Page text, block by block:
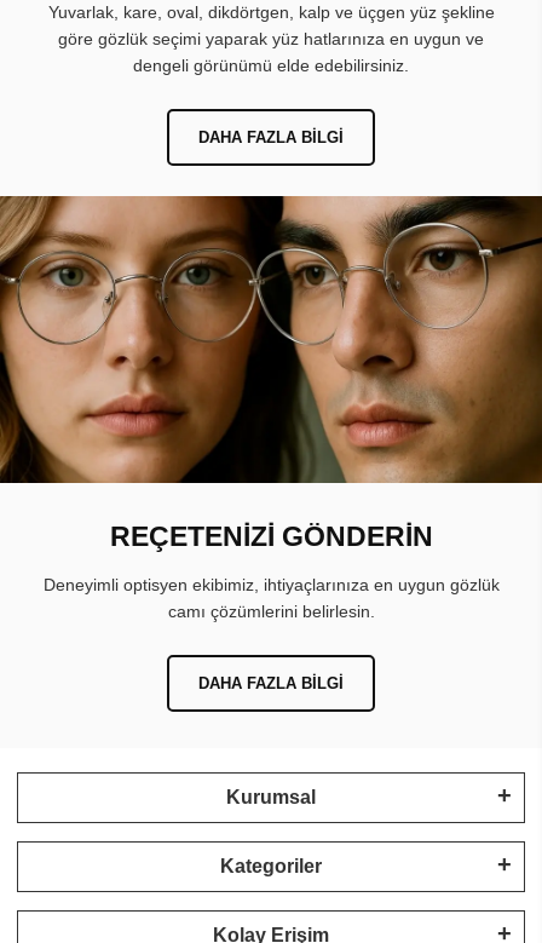
Yuvarlak, kare, oval, dikdörtgen, kalp ve üçgen yüz şekline
göre gözlük seçimi yaparak yüz hatlarınıza en uygun ve
dengeli görünümü elde edebilirsiniz.
DAHA FAZLA BILGI
REÇETENİZİ GÖNDERİN
Deneyimli optisyen ekibimiz, ihtiyaçlarınıza en uygun gözlük
camı çözümlerini belirlesin.
DAHA FAZLA BILGI
Kurumsal
Kategoriler
Kolay Erişim